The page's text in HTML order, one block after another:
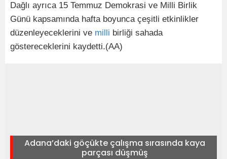
Dağlı ayrıca 15 Temmuz Demokrasi ve Milli Birlik
Günü kapsamında hafta boyunca çeşitli etkinlikler
düzenleyeceklerini ve milli birliği sahada
göstereceklerini kaydetti.(AA)
Adana’daki göçükte çalışma sırasında kaya
parçası düşmüş